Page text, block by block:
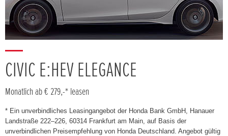
CIVIC E:HEV ELEGANCE
Monatlich ab € 279,-* leasen
* Ein unverbindliches Leasingangebot der Honda Bank GmbH, Hanauer
Landstraße 222–226, 60314 Frankfurt am Main, auf Basis der
unverbindlichen Preisempfehlung von Honda Deutschland. Angebot gültig